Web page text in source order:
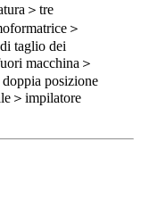
＞tre
＞
taglio dei
macchina＞
posizione
＞impilatore